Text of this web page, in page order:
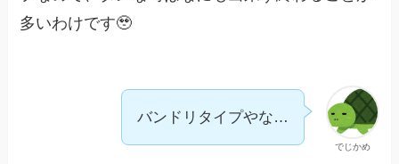
多いわけです🥹
でじかめ
バンドリタイプやな…